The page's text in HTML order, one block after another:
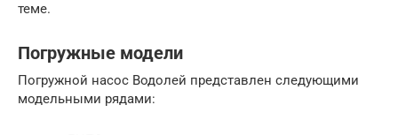
теме.
Погружные модели
Погружной насос Водолей представлен следующими
модельными рядами: